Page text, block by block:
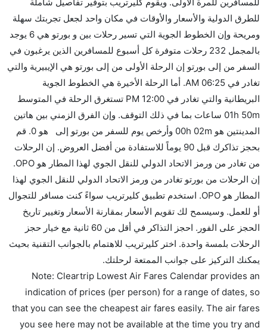
للطرق الدولية والأسعار والأوقات في مكان واحد لجعل تجربتك سهلة
ومريحة وإن الخطوط الجوية التي تسير رحلات بين و بورتو هي 6 يوجد
بالمجمل 232 رحلات متوفرة كل أسبوع للمسافرين الذين يرغبون في
السفر من إلى بورتو إن الرحلة الأولى من إلى بورتو هي الإيبيرية والتي
تغادر في 06:25 AM. أما الرحلة الأخيرة هي الخطوط الجوية
البريطانية والتي تغادر في 12:00 PM تستغرق الرحلة في المتوسط
01h 50m ساعات بما في ذلك التوقف. وإن الفرق الزمني بين هاتين
المدينتين هو 00h 02m وأرخص يوم للسفر من بورتو إلى هو 0. قم
بحجز تذاكرك قبل 90 يوماً للاستفادة من أفضل العروض. إن الرحلات
من تغادر من ورمز الاتحاد الدولي للنقل الجوي لهذا المطار هو OPO.
إن الرحلات من بورتو تغادر من ورمز الاتحاد الدولي للنقل الجوي لهذا
المطار هو OPO. استخدم تطبيق كليرتريب سواءً كنت مسافر للتجوال
أو للعمل. وسيسمح لك تقويم الأسعار بمقارنة الأسعار وتغيير تاريخ
الحجز على الفور. احجز التذاكر في أقل من 60 ثانية مع خيار حجز
الرحلات بلمسة واحدة. اختر كليرتريب للاهتمام بالجوانب التقنية بحيث
يمكنك التركيز على جوانب الممتعة لرحلتك.
Note: Cleartrip Lowest Air Fares Calendar provides an
indication of prices (per person) for a range of dates, so
that you can see the cheapest air fares easily. The air fares
you see here may not be available at the time you try and